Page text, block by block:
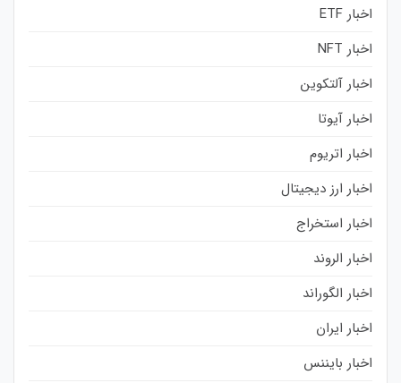
اخبار ETF
اخبار NFT
اخبار آلتکوین
اخبار آیوتا
اخبار اتریوم
اخبار ارز دیجیتال
اخبار استخراج
اخبار الروند
اخبار الگوراند
اخبار ایران
اخبار بایننس